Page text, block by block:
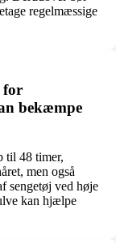
regelmæssige
for
bekæmpe
til 48 timer,
men også
sengetøj ved høje
kan hjælpe